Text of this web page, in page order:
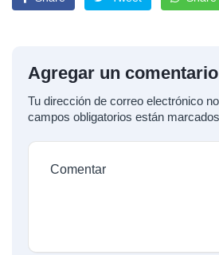
Agregar un comentario
Tu dirección de correo electrónico
campos obligatorios están